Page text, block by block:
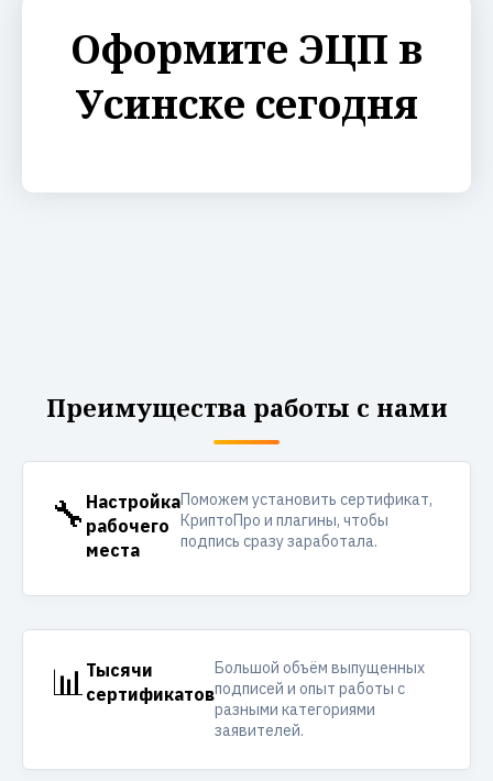
Оформите ЭЦП в
Усинске сегодня
Преимущества работы с нами
🔧 Настройка
рабочего
места
Поможем установить сертификат,
КриптоПро и плагины, чтобы
подпись сразу заработала.
📊 Тысячи
сертификатов
Большой объём выпущенных
подписей и опыт работы с
разными категориями
заявителей.